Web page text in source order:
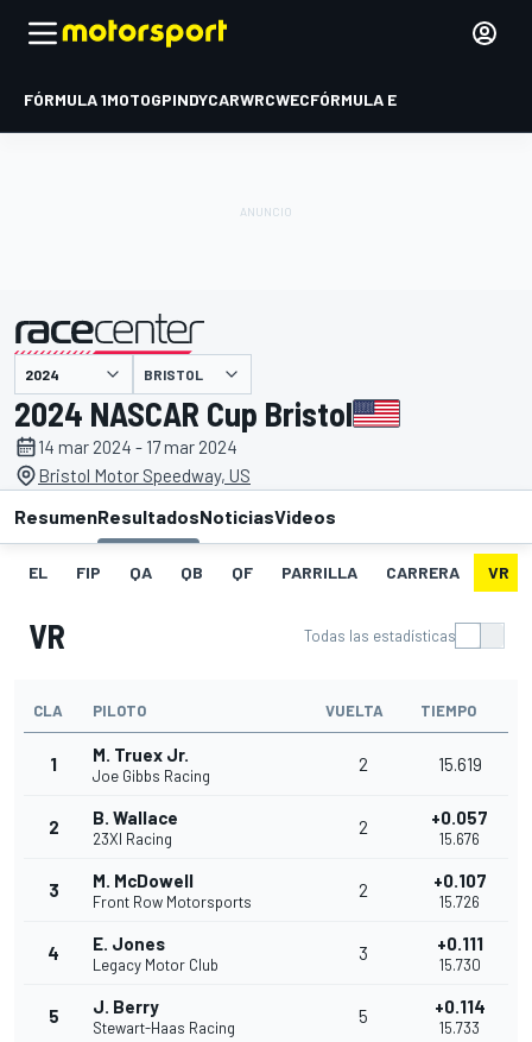
FÓRMULA 1MOTOGPINDYCARWRCWECFÓRMULA E
presentado por BRISTOL
2024 NASCAR Cup Bristol
14 mar 2024 - 17 mar 2024
Bristol Motor Speedway, US
ResumenResultadosNoticiasVideos
EL FIP QA QB QF PARRILLA CARRERA VR
VR Todas las estadísticas
CLA PILOTO VUELTA TIEMPO
1 M. Truex Jr.
Joe Gibbs Racing
2 15.619
2 B. Wallace
23XI Racing
2 +0.057
15.676
3 M. McDowell
Front Row Motorsports
2 +0.107
15.726
4 E. Jones
Legacy Motor Club
3 +0.111
15.730
5 J. Berry
Stewart-Haas Racing
5 +0.114
15.733